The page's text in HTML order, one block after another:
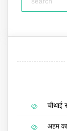
चौथाई
अहम